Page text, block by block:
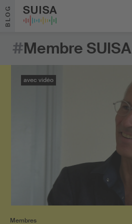
Aller au contenu
BLOG
#Membre SUISA
avec vidéo
Membres